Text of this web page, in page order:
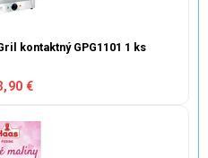
kontaktný GPG1101 1 ks
€